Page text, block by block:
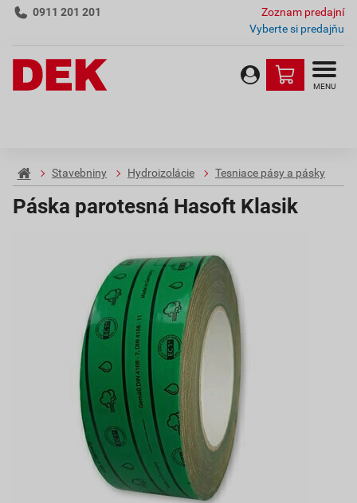
0911 201 201
Zoznam predajní
Vyberte si predajňu
MENU
Stavebniny Hydroizolácie Tesniace pásy a pásky
Páska parotesná Hasoft Klasik